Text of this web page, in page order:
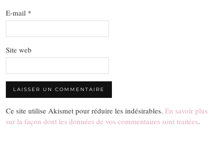
E-mail *
Site web
Ce site utilise Akismet pour réduire les indésirables. En savoir plus
sur la façon dont les données de vos commentaires sont traitées.